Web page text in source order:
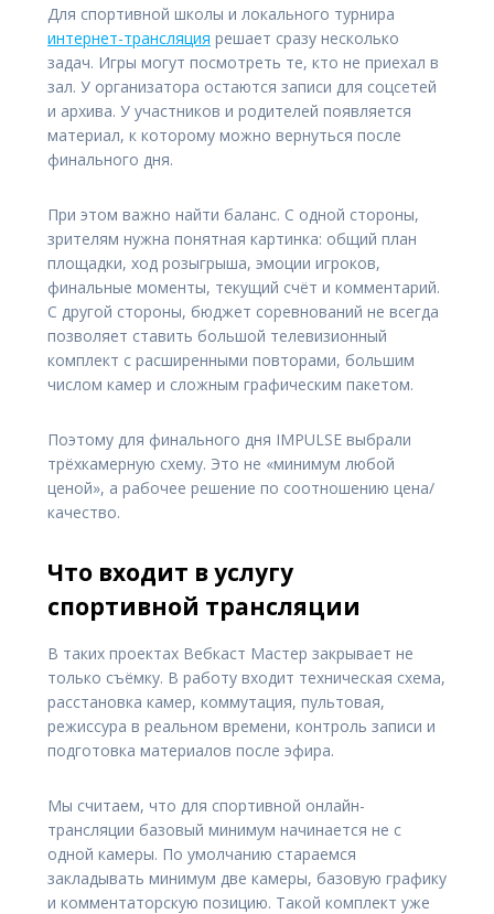
Для спортивной школы и локального турнира
интернет-трансляция решает сразу несколько
задач. Игры могут посмотреть те, кто не приехал в
зал. У организатора остаются записи для соцсетей
и архива. У участников и родителей появляется
материал, к которому можно вернуться после
финального дня.
При этом важно найти баланс. С одной стороны,
зрителям нужна понятная картинка: общий план
площадки, ход розыгрыша, эмоции игроков,
финальные моменты, текущий счёт и комментарий.
С другой стороны, бюджет соревнований не всегда
позволяет ставить большой телевизионный
комплект с расширенными повторами, большим
числом камер и сложным графическим пакетом.
Поэтому для финального дня IMPULSE выбрали
трёхкамерную схему. Это не «минимум любой
ценой», а рабочее решение по соотношению цена/
качество.
Что входит в услугу
спортивной трансляции
В таких проектах Вебкаст Мастер закрывает не
только съёмку. В работу входит техническая схема,
расстановка камер, коммутация, пультовая,
режиссура в реальном времени, контроль записи и
подготовка материалов после эфира.
Мы считаем, что для спортивной онлайн-
трансляции базовый минимум начинается не с
одной камеры. По умолчанию стараемся
закладывать минимум две камеры, базовую графику
и комментаторскую позицию. Такой комплект уже